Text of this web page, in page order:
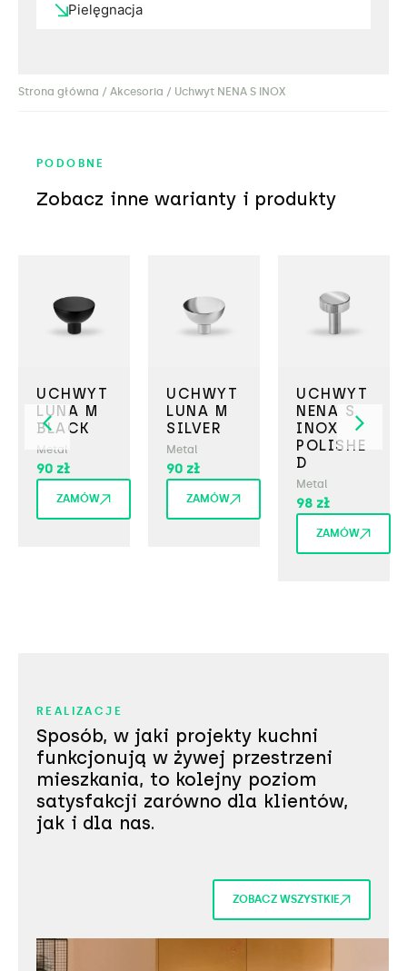
Pielęgnacja
Strona główna / Akcesoria / Uchwyt NENA S INOX
PODOBNE
Zobacz inne warianty i produkty
UCHWYT
LUNA M
BLACK
Metal
90 zł
ZAMÓW
UCHWYT
LUNA M
SILVER
Metal
90 zł
ZAMÓW
UCHWYT
NENA S
INOX
POLISHE
D
Metal
98 zł
ZAMÓW
REALIZACJE
Sposób, w jaki projekty kuchni
funkcjonują w żywej przestrzeni
mieszkania, to kolejny poziom
satysfakcji zarówno dla klientów,
jak i dla nas.
ZOBACZ WSZYSTKIE